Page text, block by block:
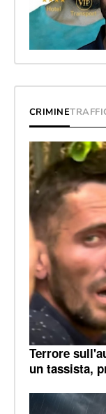
CRIMINE
Terrore
un tassista,